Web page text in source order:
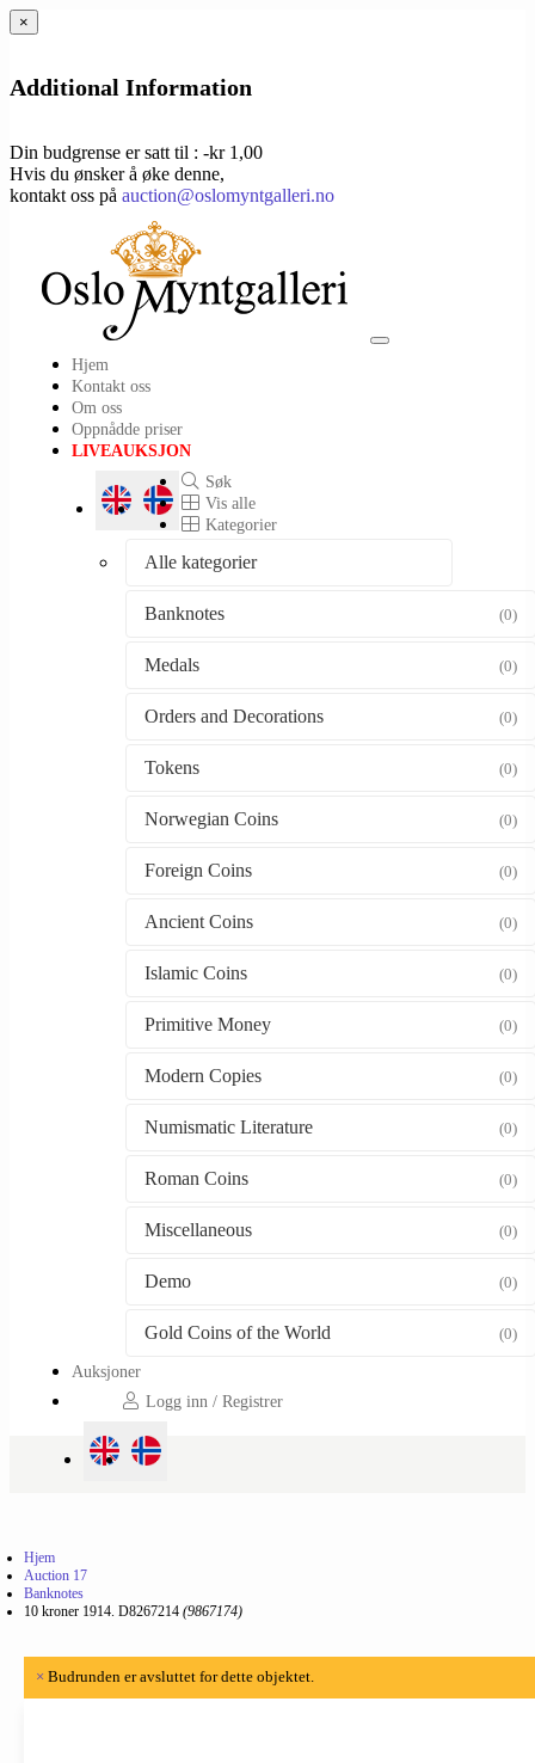
×
Additional Information
Din budgrense er satt til : -kr 1,00
Hvis du ønsker å øke denne,
kontakt oss på auction@oslomyntgalleri.no
Toggle
Hjem
Kontakt oss
Om oss
Oppnådde priser
LIVEAUKSJON
Søk
Vis alle
Kategorier
Alle kategorier
Banknotes (0)
Medals (0)
Orders and Decorations (0)
Tokens (0)
Norwegian Coins (0)
Foreign Coins (0)
Ancient Coins (0)
Islamic Coins (0)
Primitive Money (0)
Modern Copies (0)
Numismatic Literature (0)
Roman Coins (0)
Miscellaneous (0)
Demo (0)
Gold Coins of the World (0)
Auksjoner
Logg inn / Registrer
Hjem
Auction 17
Banknotes
10 kroner 1914. D8267214 (9867174)
× Budrunden er avsluttet for dette objektet.